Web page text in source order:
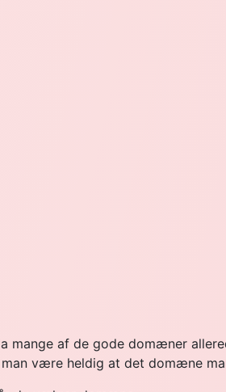
af de gode domæner
være heldig at det domæne